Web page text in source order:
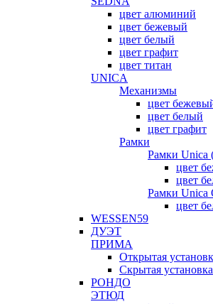
цвет алюминий
цвет бежевый
цвет белый
цвет графит
цвет титан
UNICA
Механизмы
цвет
цвет белый
цвет графит
Рамки
Рамки Unica
цвет
цвет
Рамки Unica
цвет
WESSEN59
ДУЭТ
ПРИМА
Открытая
Скрытая установка
РОНДО
ЭТЮД